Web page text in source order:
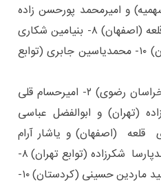
(سهمیه) و امیرمحمد پورحسن زاده
(سهمیه) ۷- محسن لک جای قلعه (اصفهان) ۸- بنیامین شکاری
(ایلام) ۹- نیما بیرانوند (لرستان) ۱۰- محمدیاسین جابری (توابع
۶۸ کیلوگرم: ۱- بهراد تاجیک (خراسان رضوی) ۲- امیرحسام قلی
پویان ملازاده (تهران) و ابوالفضل عباسی
قلعه (اصفهان) و یاشار آرام
(کهگیلویه و بویراحمد) ۷- محمدپارسا شکرزاده (توابع تهران) ۸-
امیرمحمد بهزیی (سهمیه) ۹- سید ماردین حسینی (کردستان) ۱۰-